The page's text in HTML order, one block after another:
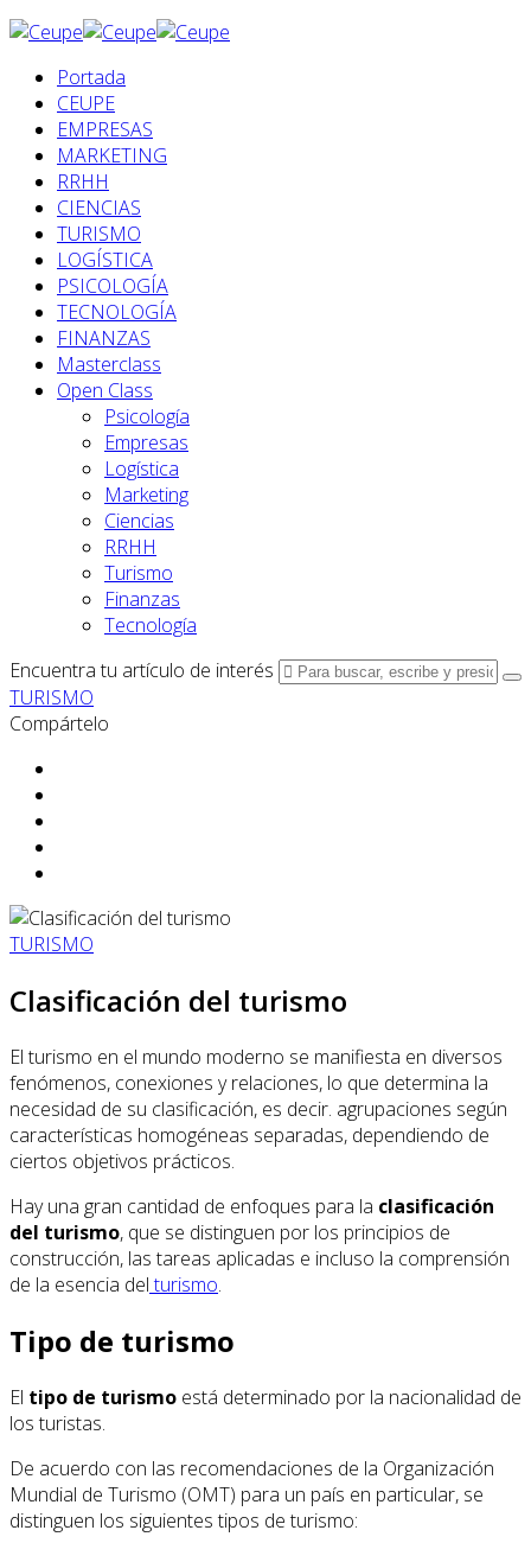
Portada
CEUPE
EMPRESAS
MARKETING
RRHH
CIENCIAS
TURISMO
LOGÍSTICA
PSICOLOGÍA
TECNOLOGÍA
FINANZAS
Masterclass
Open Class
Psicología
Empresas
Logística
Marketing
Ciencias
RRHH
Turismo
Finanzas
Tecnología
Encuentra tu artículo de interés
TURISMO
Compártelo
TURISMO
Clasificación del turismo
El turismo en el mundo moderno se manifiesta en diversos
fenómenos, conexiones y relaciones, lo que determina la
necesidad de su clasificación, es decir. agrupaciones según
características homogéneas separadas, dependiendo de
ciertos objetivos prácticos.
Hay una gran cantidad de enfoques para la clasificación
del turismo, que se distinguen por los principios de
construcción, las tareas aplicadas e incluso la comprensión
de la esencia delturismo.
Tipo de turismo
El tipo de turismo está determinado por la nacionalidad de
los turistas.
De acuerdo con las recomendaciones de la Organización
Mundial de Turismo (OMT) para un país en particular, se
distinguen los siguientes tipos de turismo: